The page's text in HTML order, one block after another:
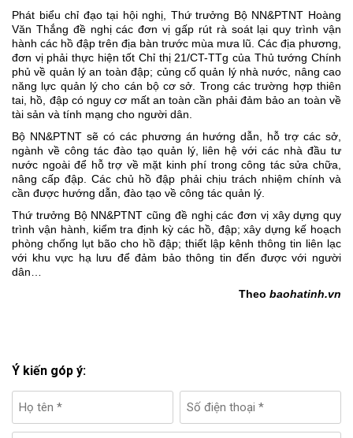
Phát biểu chỉ đạo tại hội nghị, Thứ trưởng Bộ NN&PTNT Hoàng
Văn Thắng đề nghị các đơn vị gấp rút rà soát lại quy trình vận
hành các hồ đập trên địa bàn trước mùa mưa lũ. Các địa phương,
đơn vị phải thực hiện tốt Chỉ thị 21/CT-TTg của Thủ tướng Chính
phủ về quản lý an toàn đập; củng cố quản lý nhà nước, nâng cao
năng lực quản lý cho cán bộ cơ sở. Trong các trường hợp thiên
tai, hồ, đập có nguy cơ mất an toàn cần phải đảm bảo an toàn về
tài sản và tính mạng cho người dân.
Bộ NN&PTNT sẽ có các phương án hướng dẫn, hỗ trợ các sở,
ngành về công tác đào tạo quản lý, liên hệ với các nhà đầu tư
nước ngoài để hỗ trợ về mặt kinh phí trong công tác sửa chữa,
nâng cấp đập. Các chủ hồ đập phải chịu trách nhiệm chính và
cần được hướng dẫn, đào tạo về công tác quản lý.
Thứ trưởng Bộ NN&PTNT cũng đề nghị các đơn vị xây dựng quy
trình vận hành, kiểm tra định kỳ các hồ, đập; xây dựng kế hoạch
phòng chống lụt bão cho hồ đập; thiết lập kênh thông tin liên lạc
với khu vực hạ lưu để đảm bảo thông tin đến được với người
dân…
Theo baohatinh.vn
Ý kiến góp ý: